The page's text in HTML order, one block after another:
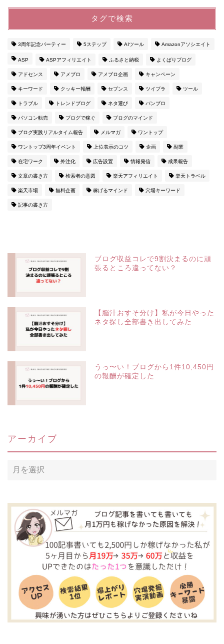
タグで検索
3周年記念パーティー 5ステップ AIツール Amazonアソシエイト
ASP ASPアフィリエイト ふるさと納税 よくばりブログ
アドセンス アメブロ アメブロ企画 キャンペーン
キーワード クッキー報酬 セブンス ツイブラ ツール
トラブル トレンドブログ ネタ選び バンブロ
パソコン転売 ブログで稼ぐ ブログのマインド
ブログ実践リアルタイム報告 メルマガ ワントップ
ワントップ3周年イベント 上位表示のコツ 企画 副業
在宅ワーク 外注化 広告設置 情報発信 成果報告
文章の書き方 検索者の意図 楽天アフィリエイト 楽天トラベル
楽天市場 無料企画 稼げるマインド 穴場キーワード
記事の書き方
ブログ収益コレで9割決まるのに頑
張るところ違ってない？
【脳汁おすそ分け】私が今日やった
ネタ探し全部書き出してみた
うっ〜い！ブログから1件10,450円
の報酬が確定した
アーカイブ
ア
ー
ブ